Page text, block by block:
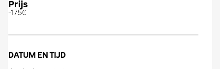
Prijs
-175€
DATUM EN TIJD